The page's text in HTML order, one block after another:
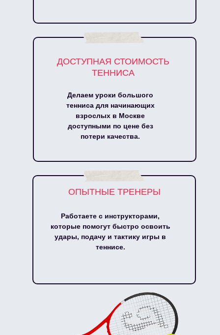
Делаем уроки большого
тенниса для начинающих
взрослых в Москве
доступными по цене без
потери качества.
ДОСТУПНАЯ СТОИМОСТЬ
ТЕННИСА
Работаете с инструкторами,
которые помогут быстро освоить
удары, подачу и тактику игры в
теннисе.
ОПЫТНЫЕ ТРЕНЕРЫ